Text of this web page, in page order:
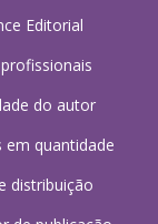
Editorial
do autor
em quantidade
distribuição